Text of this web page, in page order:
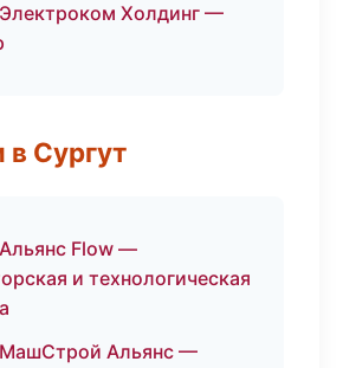
Холдинг —
Сургут
Flow —
и технологическая
Альянс —